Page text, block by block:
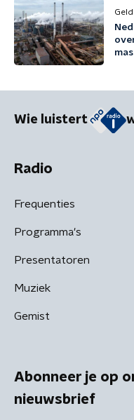
Wie luistert
Radio
Frequenties
Programma's
Presentatoren
Muziek
Gemist
Abonneer je op
nieuwsbrief